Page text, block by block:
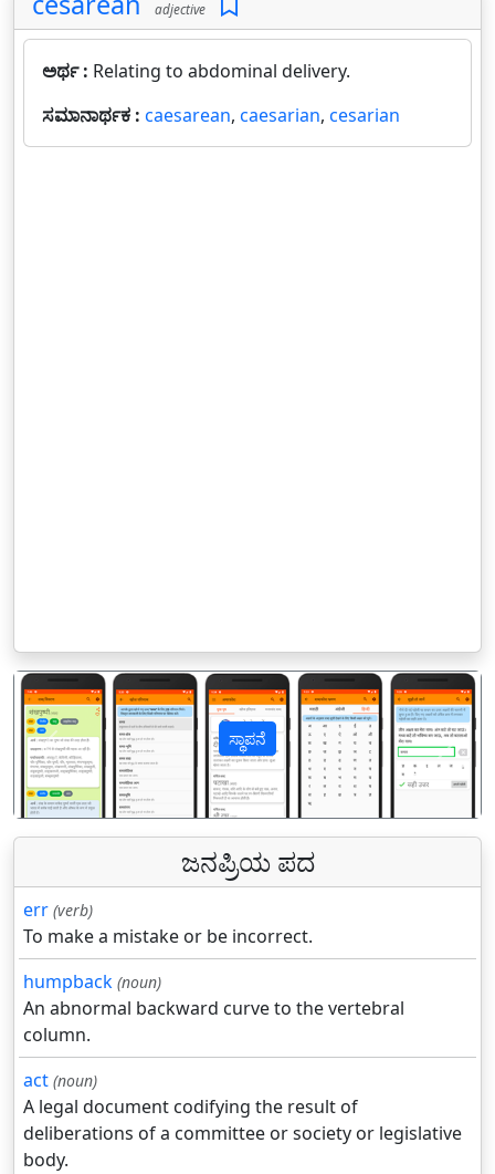
adjective
ಅರ್ಥ : Relating to abdominal delivery.
ಸಮಾನಾರ್ಥಕ : caesarean, caesarian, cesarian
ಸ್ಥಾಪನೆ
पिछला
ಜನಪ್ರಿಯ ಪದ
err (verb)
To make a mistake or be incorrect.
humpback (noun)
An abnormal backward curve to the vertebral
column.
act (noun)
A legal document codifying the result of
deliberations of a committee or society or legislative
body.